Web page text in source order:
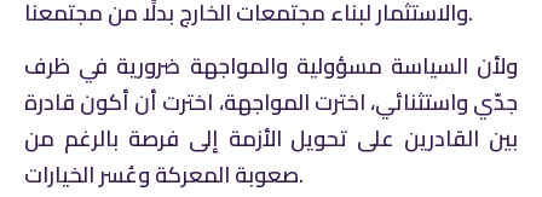
والاستثمار لبناء مجتمعات الخارج بدلًا من مجتمعنا.
ولأن السياسة مسؤولية والمواجهة ضرورية في ظرف
جدّي واستثنائي، اخترت المواجهة، اخترت أن أكون قادرة
بين القادرين على تحويل الأزمة إلى فرصة بالرغم من
صعوبة المعركة وعُسر الخيارات.